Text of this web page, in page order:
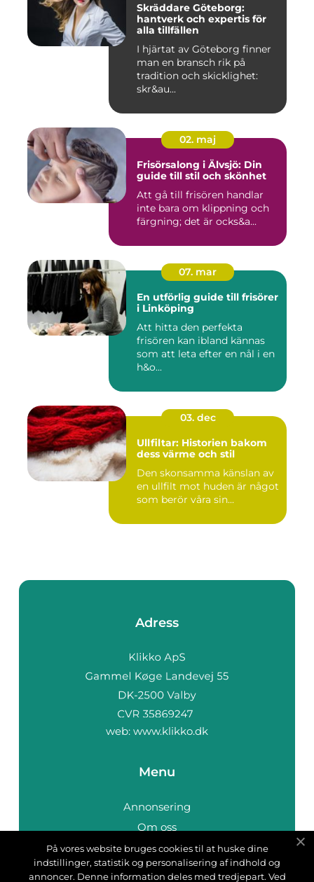
Skräddare Göteborg:
hantverk och expertis för
alla tillfällen
I hjärtat av Göteborg finner
man en bransch rik på
tradition och skicklighet:
skr&au...
02. maj
Frisörsalong i Älvsjö: Din
guide till stil och skönhet
Att gå till frisören handlar
inte bara om klippning och
färgning; det är ocks&a...
07. mar
En utförlig guide till frisörer
i Linköping
Att hitta den perfekta
frisören kan ibland kännas
som att leta efter en nål i en
h&o...
03. dec
Ullfiltar: Historien bakom
dess värme och stil
Den skonsamma känslan av
en ullfilt mot huden är något
som berör våra sin...
Adress
web: www.klikko.dk
Menu
Annonsering
Om oss
Cookies
Kontakta oss
På vores website bruges cookies til at huske dine
indstillinger, statistik og personalisering af indhold og
annoncer. Denne information deles med tredjepart. Ved